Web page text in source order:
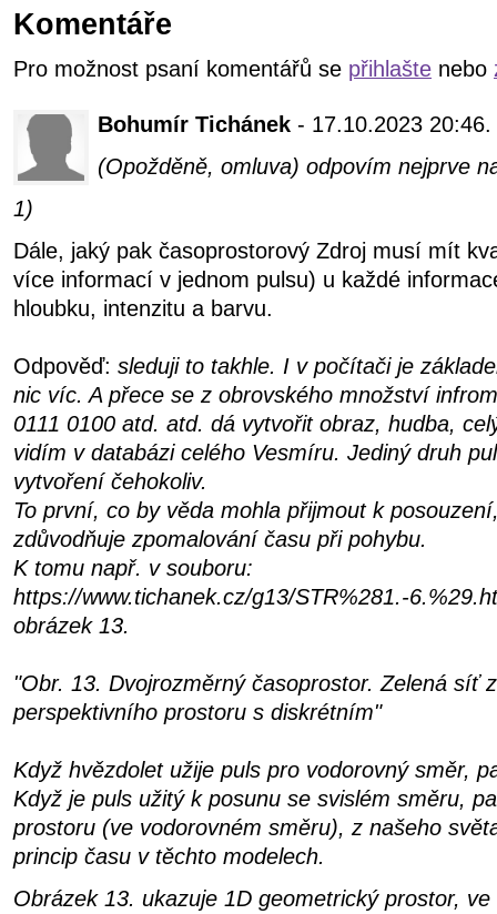
Komentáře
Pro možnost psaní komentářů se přihlašte nebo
Bohumír Tichánek - 17.10.2023 20:46.
(Opožděně, omluva) odpovím nejprve
1)
Dále, jaký pak časoprostorový Zdroj musí mít
více informací v jednom pulsu) u každé
hloubku, intenzitu a barvu.
Odpověď: sleduji to takhle. I v počítači je
nic víc. A přece se z obrovského množství
0111 0100 atd. atd. dá vytvořit obraz, hudba,
vidím v databázi celého Vesmíru. Jediný druh
vytvoření čehokoliv.
To první, co by věda mohla přijmout k
zdůvodňuje zpomalování času při pohybu.
K tomu např. v souboru:
https://www.tichanek.cz/g13/STR%281.-
obrázek 13.
"Obr. 13. Dvojrozměrný časoprostor. Zelená síť
perspektivního prostoru s diskrétním"
Když hvězdolet užije puls pro vodorovný směr,
Když je puls užitý k posunu se svislém směru,
prostoru (ve vodorovném směru), z našeho
princip času v těchto modelech.
Obrázek 13. ukazuje 1D geometrický prostor,